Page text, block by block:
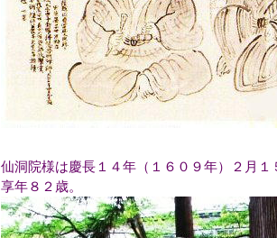
仙洞院様は慶長１４年（１６０９年）２月
享年８２歳。